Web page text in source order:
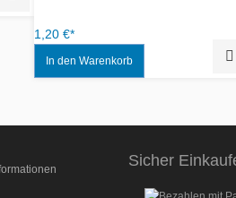
1,20 €*
Sicher